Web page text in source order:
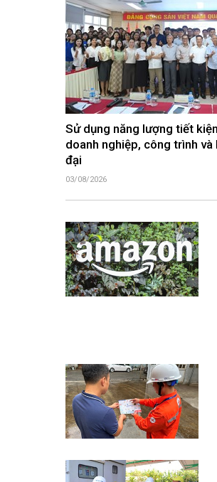
Sử dụng năng lượng tiết
doanh nghiệp, công trình và
đại
03/08/2026